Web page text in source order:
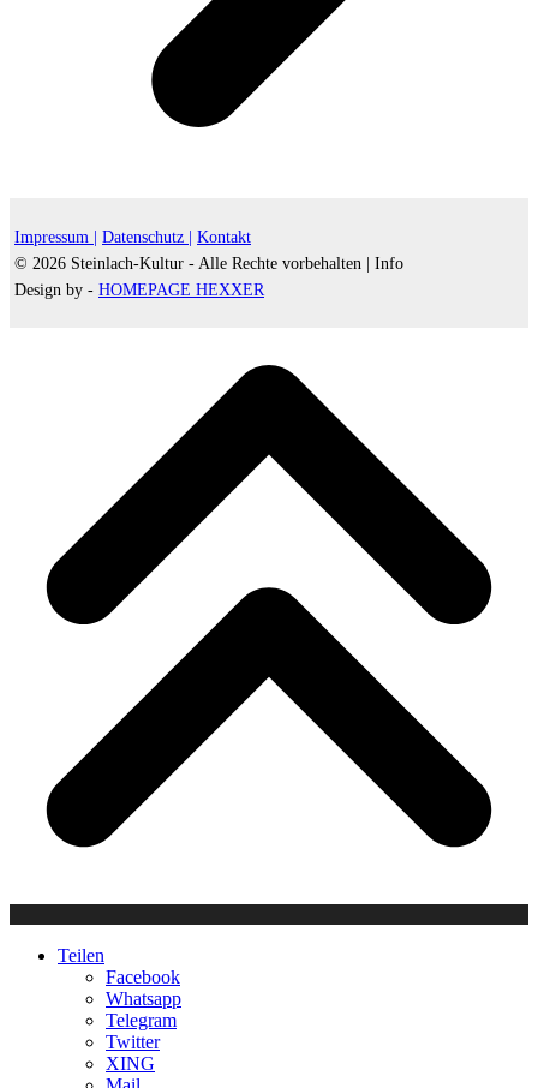
Impressum | Datenschutz |
Kontakt
© 2026 Steinlach-Kultur - Alle Rechte vorbehalten |
Info
Design by - HOMEPAGE HEXXER
Teilen
Facebook
Whatsapp
Telegram
Twitter
XING